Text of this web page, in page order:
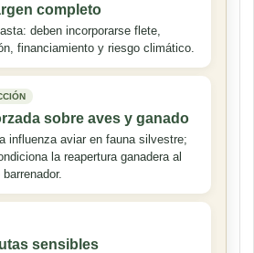
completo
deben incorporarse flete,
financiamiento y riesgo climático.
sobre aves y ganado
influenza aviar en fauna silvestre;
la reapertura ganadera al
sensibles